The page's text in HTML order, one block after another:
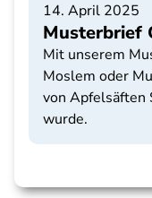
14. April 2025
Musterbrief
Mit unserem
Moslem oder
von Apfelsäften
wurde.